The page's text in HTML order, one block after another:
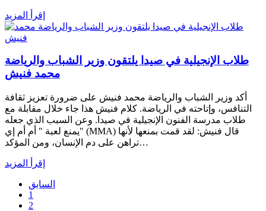
إقرأ المزيد
طلاب الإنجيلية في صيدا يلتقون وزير الشباب والرياضة
محمد فنيش
أكد وزير الشباب والرياضة محمد فنيش على ضرورة تعزيز ثقافة
التنافس، وإتاحته في الرياضة. كلام فنيش هذا جاء خلال مقابلة مع
طلاب مدرسة الفنون الإنجيلية في صيدا. وعن السبب الذي جعله
يمنع لعبة " أم أم إي" (MMA) قال فنيش: لقد قمت بمنعها لأنها
تراهن على دم الإنسان، ومن المؤكد…
إقرأ المزيد
السابق
1
2